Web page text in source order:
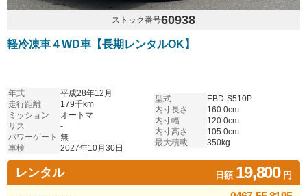
ストック番号60938
軽冷凍車４WD車【長期レンタルOK】
年式
平成28年12月
走行距離
179千km
ミッション
オートマ
サス
-
パワーゲート 無
車検
2027年10月30日
型式
EBD-S510P
内寸長さ
160.0cm
内寸幅
120.0cm
内寸高さ
105.0cm
最大積載
350kg
レンタル 日額 19,800円